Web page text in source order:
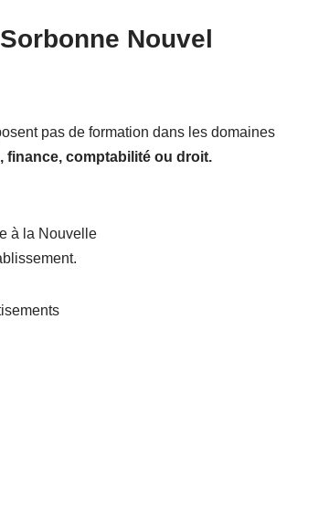
Nouvel
pas de formation dans les domaines
finance, comptabilité ou droit.
à la Nouvelle